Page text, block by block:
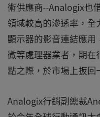
術供應商--Analogix也
領域較高的滲透率，
顯示器的影音連結應
微等處理器業者，期
點之際，於市場上扳回
Analogix行銷副總裁